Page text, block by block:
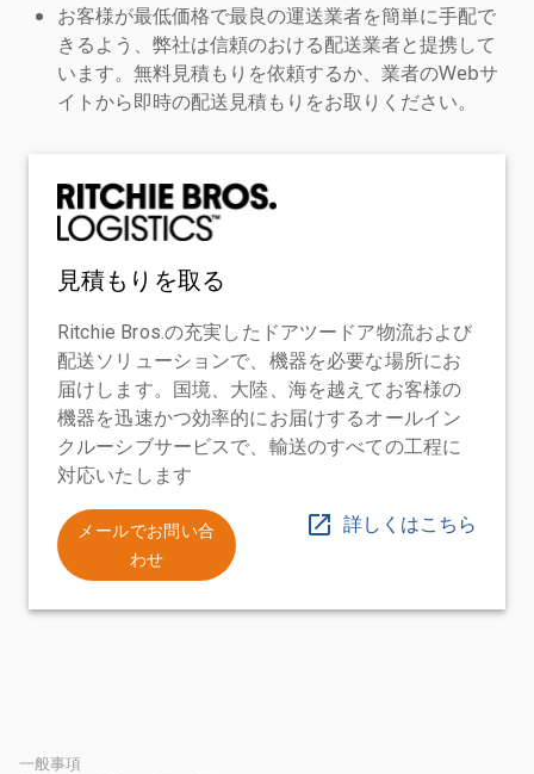
お客様が最低価格で最良の運送業者を簡単に手配で
きるよう、弊社は信頼のおける配送業者と提携して
います。無料見積もりを依頼するか、業者のWebサ
イトから即時の配送見積もりをお取りください。
見積もりを取る
Ritchie Bros.の充実したドアツードア物流および
配送ソリューションで、機器を必要な場所にお
届けします。国境、大陸、海を越えてお客様の
機器を迅速かつ効率的にお届けするオールイン
クルーシブサービスで、輸送のすべての工程に
対応いたします
メールでお問い合
わせ
詳しくはこちら
一般事項